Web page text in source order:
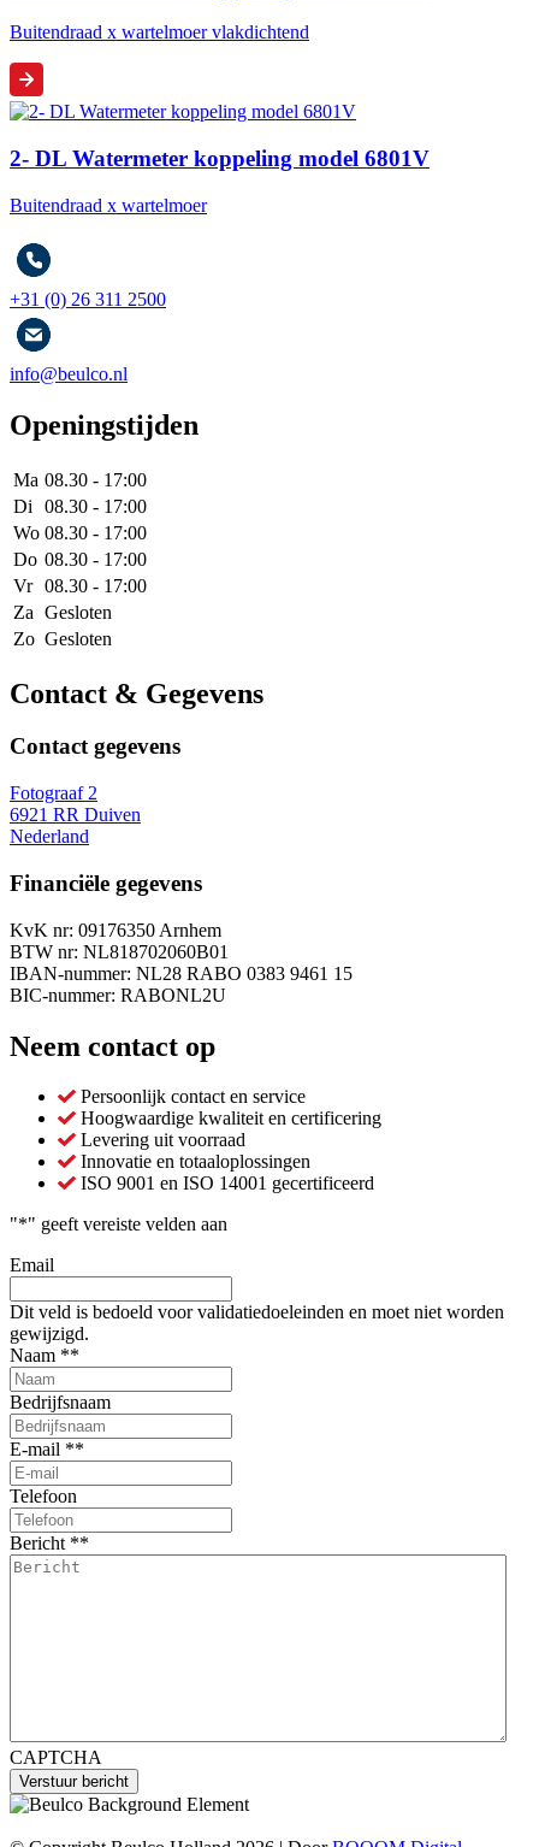
Buitendraad x wartelmoer vlakdichtend
2- DL Watermeter koppeling model 6801V
Buitendraad x wartelmoer
+31 (0) 26 311 2500
info@beulco.nl
Openingstijden
Ma 08.30 - 17:00
Di
08.30 - 17:00
Wo 08.30 - 17:00
Do 08.30 - 17:00
Vr 08.30 - 17:00
Za Gesloten
Zo Gesloten
Contact & Gegevens
Contact gegevens
Fotograaf 2
6921 RR Duiven
Nederland
Financiële gegevens
KvK nr: 09176350 Arnhem
BTW nr: NL818702060B01
IBAN-nummer: NL28 RABO 0383 9461 15
BIC-nummer: RABONL2U
Neem contact op
Persoonlijk contact en service
Hoogwaardige kwaliteit en certificering
Levering uit voorraad
Innovatie en totaaloplossingen
ISO 9001 en ISO 14001 gecertificeerd
"*" geeft vereiste velden aan
Email
Dit veld is bedoeld voor validatiedoeleinden en moet niet worden
gewijzigd.
Naam **
Bedrijfsnaam
E-mail **
Telefoon
Bericht **
CAPTCHA